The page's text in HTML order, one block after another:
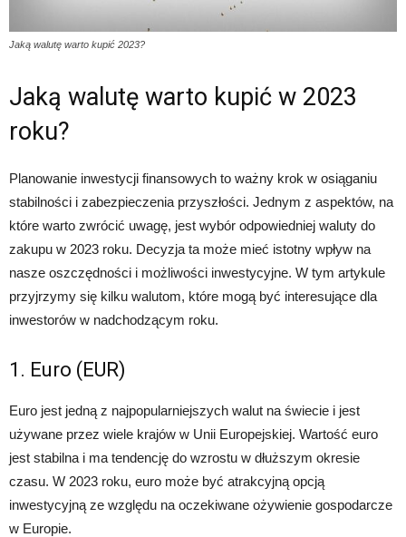
Jaką walutę warto kupić 2023?
Jaką walutę warto kupić w 2023
roku?
Planowanie inwestycji finansowych to ważny krok w osiąganiu
stabilności i zabezpieczenia przyszłości. Jednym z aspektów, na
które warto zwrócić uwagę, jest wybór odpowiedniej waluty do
zakupu w 2023 roku. Decyzja ta może mieć istotny wpływ na
nasze oszczędności i możliwości inwestycyjne. W tym artykule
przyjrzymy się kilku walutom, które mogą być interesujące dla
inwestorów w nadchodzącym roku.
1. Euro (EUR)
Euro jest jedną z najpopularniejszych walut na świecie i jest
używane przez wiele krajów w Unii Europejskiej. Wartość euro
jest stabilna i ma tendencję do wzrostu w dłuższym okresie
czasu. W 2023 roku, euro może być atrakcyjną opcją
inwestycyjną ze względu na oczekiwane ożywienie gospodarcze
w Europie.